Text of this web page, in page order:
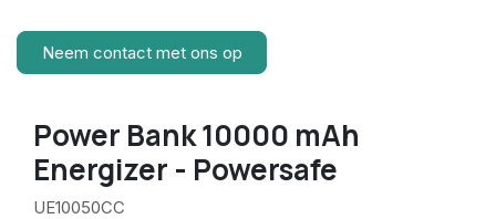
Neem contact met ons op
Power Bank 10000 mAh
Energizer - Powersafe
UE10050CC